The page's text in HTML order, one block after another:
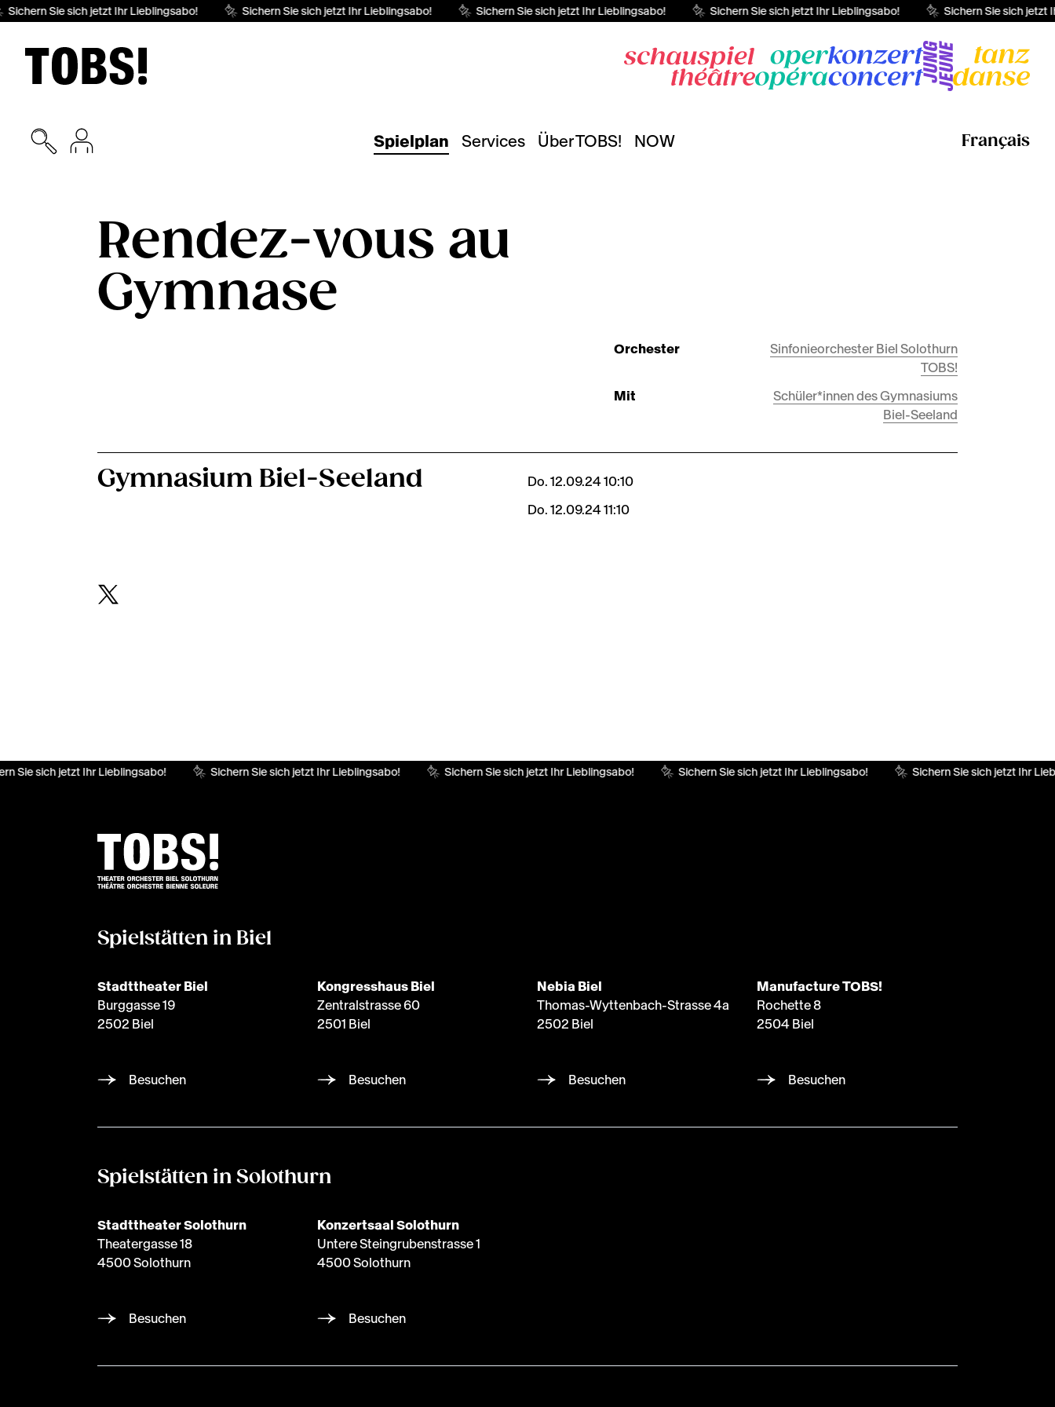
Sichern Sie sich jetzt Ihr Lieblingsabo! Sichern Sie sich jetzt Ihr Lieblingsabo! Sichern Sie sich jetzt Ihr Lieblingsabo! Sichern Sie sich jetzt Ihr Lieblingsabo! Sichern Sie sich jetzt
Spielplan Services Über TOBS! NOW Français
Rendez-vous au
Gymnase
Orchester
Sinfonieorchester Biel Solothurn
TOBS!
Mit
Schüler*innen des Gymnasiums
Biel-Seeland
Gymnasium Biel-Seeland
Do. 12.09.24 10:10
Do. 12.09.24 11:10
Sie sich jetzt Ihr Lieblingsabo! Sichern Sie sich jetzt Ihr Lieblingsabo! Sichern Sie sich jetzt Ihr Lieblingsabo! Sichern Sie sich jetzt Ihr Lieblingsabo! Sichern Sie sich jetzt Ihr
Spielstätten in Biel
Stadttheater Biel
Burggasse 19
2502 Biel
Besuchen
Kongresshaus Biel
Zentralstrasse 60
2501 Biel
Besuchen
Nebia Biel
Thomas-Wyttenbach-Strasse 4a
2502 Biel
Besuchen
Manufacture TOBS!
Rochette 8
2504 Biel
Besuchen
Spielstätten in Solothurn
Stadttheater Solothurn
Theatergasse 18
4500 Solothurn
Besuchen
Konzertsaal Solothurn
Untere Steingrubenstrasse 1
4500 Solothurn
Besuchen